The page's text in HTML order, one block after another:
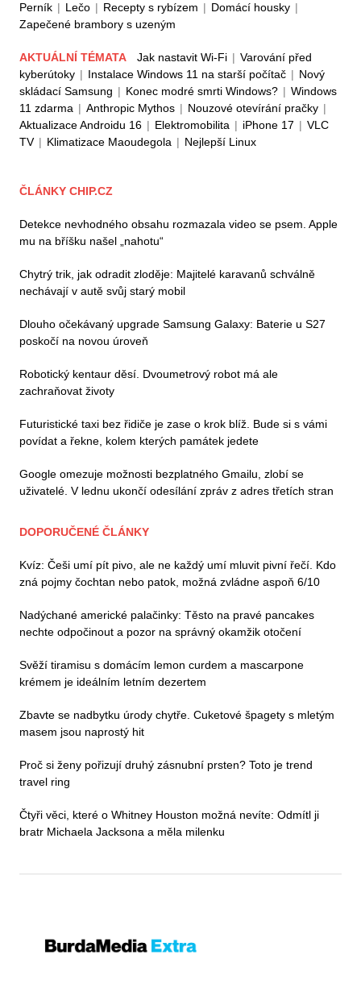
Perník | Lečo | Recepty s rybízem | Domácí housky |
Zapečené brambory s uzeným
AKTUÁLNÍ TÉMATA Jak nastavit Wi-Fi | Varování před
kyberútoky | Instalace Windows 11 na starší počítač | Nový
skládací Samsung | Konec modré smrti Windows? | Windows
11 zdarma | Anthropic Mythos | Nouzové otevírání pračky |
Aktualizace Androidu 16 | Elektromobilita | iPhone 17 | VLC
TV | Klimatizace Maoudegola | Nejlepší Linux
ČLÁNKY CHIP.CZ
Detekce nevhodného obsahu rozmazala video se psem. Apple
mu na bříšku našel „nahotu“
Chytrý trik, jak odradit zloděje: Majitelé karavanů schválně
nechávají v autě svůj starý mobil
Dlouho očekávaný upgrade Samsung Galaxy: Baterie u S27
poskočí na novou úroveň
Robotický kentaur děsí. Dvoumetrový robot má ale
zachraňovat životy
Futuristické taxi bez řidiče je zase o krok blíž. Bude si s vámi
povídat a řekne, kolem kterých památek jedete
Google omezuje možnosti bezplatného Gmailu, zlobí se
uživatelé. V lednu ukončí odesílání zpráv z adres třetích stran
DOPORUČENÉ ČLÁNKY
Kvíz: Češi umí pít pivo, ale ne každý umí mluvit pivní řečí. Kdo
zná pojmy čochtan nebo patok, možná zvládne aspoň 6/10
Nadýchané americké palačinky: Těsto na pravé pancakes
nechte odpočinout a pozor na správný okamžik otočení
Svěží tiramisu s domácím lemon curdem a mascarpone
krémem je ideálním letním dezertem
Zbavte se nadbytku úrody chytře. Cuketové špagety s mletým
masem jsou naprostý hit
Proč si ženy pořizují druhý zásnubní prsten? Toto je trend
travel ring
Čtyři věci, které o Whitney Houston možná nevíte: Odmítl ji
bratr Michaela Jacksona a měla milenku